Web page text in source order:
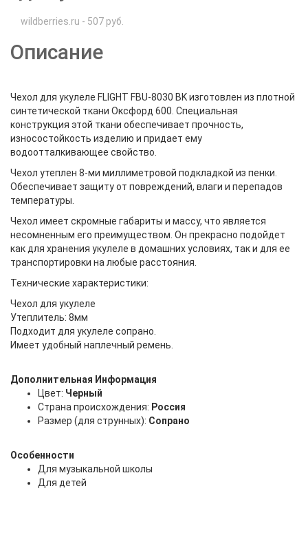
wildberries.ru - 507 руб.
Описание
Чехол для укулеле FLIGHT FBU-8030 BK изготовлен из плотной
синтетической ткани Оксфорд 600. Специальная
конструкция этой ткани обеспечивает прочность,
износостойкость изделию и придает ему
водоотталкивающее свойство.
Чехол утеплен 8-ми миллиметровой подкладкой из пенки.
Обеспечивает защиту от повреждений, влаги и перепадов
температуры.
Чехол имеет скромные габариты и массу, что является
несомненным его преимуществом. Он прекрасно подойдет
как для хранения укулеле в домашних условиях, так и для ее
транспортировки на любые расстояния.
Технические характеристики:
Чехол для укулеле
Утеплитель: 8мм
Подходит для укулеле сопрано.
Имеет удобный наплечный ремень.
Дополнительная Информация
Цвет: Черный
Страна происхождения: Россия
Размер (для струнных): Сопрано
Особенности
Для музыкальной школы
Для детей